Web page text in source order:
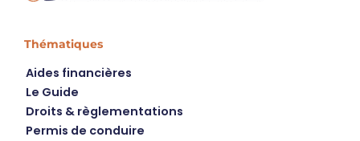
Thématiques
Aides financières
Le Guide
Droits & règlementations
Permis de conduire